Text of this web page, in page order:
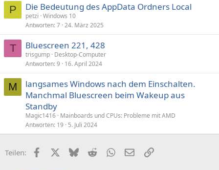
P Die Bedeutung des AppData Ordners Local
petzi Windows 10
Antworten 7 24. März 2025
T Bluescreen 221, 428
trisgump Desktop-Computer
Antworten 9 16. April 2024
M
langsames Windows nach dem Einschalten.
Manchmal Bluescreen beim Wakeup aus
Standby
Magic1416 Mainboards und CPUs: Probleme mit AMD
Antworten 19 5. Juli 2024
Teilen: FacebookX (Twitter)
BlueskyRedditWhatsApp
E-MailLink